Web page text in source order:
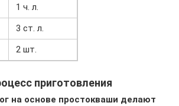
1 ч. л.
3 ст. л.
2 шт.
приготовления
на основе простокваши делают